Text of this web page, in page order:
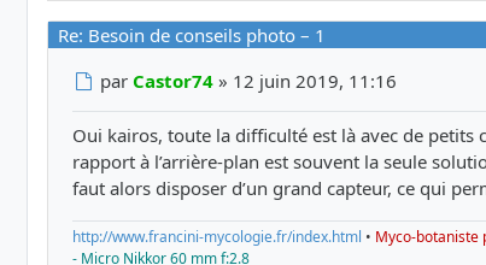
Re: Besoin de conseils photo – 1
Message
par Castor74 » 12 juin 2019, 11:16
Oui kairos, toute la difficulté est là avec de petits
rapport à l’arrière-plan est souvent la seule
faut alors disposer d’un grand capteur, ce qui
http://www.francini-mycologie.fr/index.html • Myco-botaniste
- Micro Nikkor 60 mm f:2.8